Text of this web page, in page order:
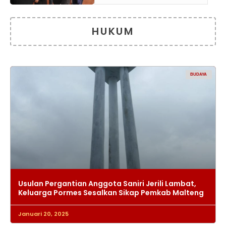
HUKUM
BUDAYA
Usulan Pergantian Anggota Saniri Jerili Lambat,
Keluarga Pormes Sesalkan Sikap Pemkab Malteng
Januari 20, 2025